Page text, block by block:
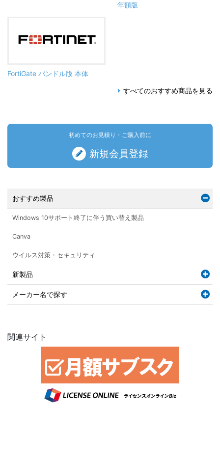
年額版
FortiGate バンドル版 本体
すべてのおすすめ商品を見る
初めてのお見積り・ご購入前に
新規会員登録
おすすめ製品
Windows 10サポート終了に伴う買い替え製品
Canva
ウイルス対策・セキュリティ
新製品
メーカー名で探す
関連サイト